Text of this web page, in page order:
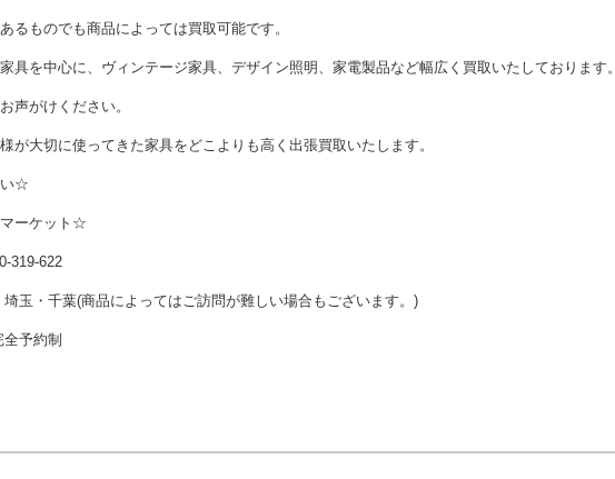
るものでも商品によっては買取可能です。
具を中心に、ヴィンテージ家具、デザイン照明、家電製品など幅広く買取いたしております。
声がけください。
が大切に使ってきた家具をどこよりも高く出張買取いたします。
い☆
ーケット☆
319-622
玉・千葉(商品によってはご訪問が難しい場合もございます。)
予約制